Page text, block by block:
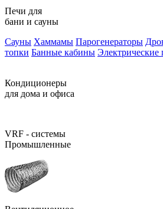
Печи для
бани и сауны
Сауны Хаммамы Парогенераторы
топки Банные кабины Электрические
Кондиционеры
для дома и офиса
VRF - системы
Промышленные